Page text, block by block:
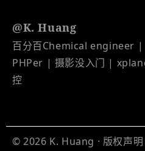
@K. Huang
百分百Chemical engineer
PHPer | 摄影没入门 |
控
© 2026 K. Huang · 版权声明